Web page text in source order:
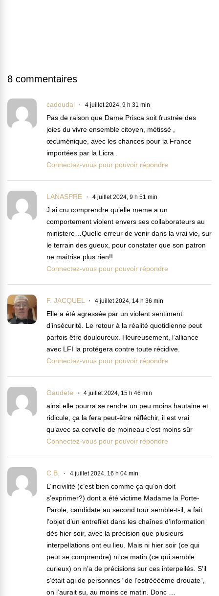
8 commentaires
cadoudal 4 juillet 2024, 9 h 31 min
Pas de raison que Dame Prisca soit frustrée des
joies du vivre ensemble citoyen, métissé ,
œcuménique, avec les chances pour la France
importées par la Licra .
Connectez-vous pour pouvoir répondre
LANASPRE 4 juillet 2024, 9 h 51 min
J ai cru comprendre qu’elle meme a un
comportement violent envers ses collaborateurs au
ministere…Quelle erreur de venir dans la vrai vie, sur
le terrain des gueux, pour constater que son patron
ne maitrise plus rien!!
Connectez-vous pour pouvoir répondre
F. JACQUEL 4 juillet 2024, 14 h 36 min
Elle a été agressée par un violent sentiment
d’insécurité. Le retour à la réalité quotidienne peut
parfois être douloureux. Heureusement, l’alliance
avec LFI la protégera contre toute récidive.
Connectez-vous pour pouvoir répondre
Gaudete 4 juillet 2024, 15 h 46 min
ainsi elle pourra se rendre un peu moins hautaine et
ridicule, ça la fera peut-être réfléchir, il est vrai
qu’avec sa cervelle de moineau c’est moins sûr
Connectez-vous pour pouvoir répondre
C.B. 4 juillet 2024, 16 h 04 min
L’incivilité (c’est bien comme ça qu’on doit
s’exprimer?) dont a été victime Madame la Porte-
Parole, candidate au second tour semble-t-il, a fait
l’objet d’un entrefilet dans les chaînes d’information
dès hier soir, avec la précision que plusieurs
interpellations ont eu lieu. Mais ni hier soir (ce qui
peut se comprendre) ni ce matin (ce qui semble
curieux) on n’a de précisions sur ces interpellés. S’il
s’était agi de personnes “de l’estrèèèème drouate”,
on l’aurait su, au moins ce matin. Donc …